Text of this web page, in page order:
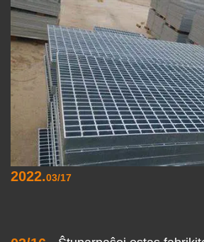
2022.03/17